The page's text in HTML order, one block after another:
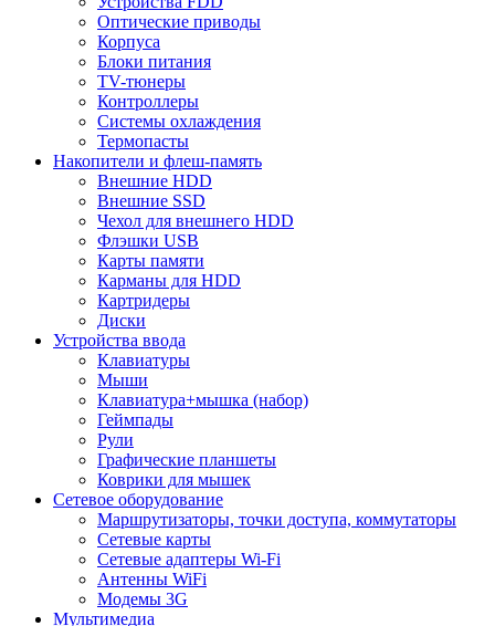
Оптические приводы
Корпуса
Блоки питания
TV-тюнеры
Контроллеры
Системы охлаждения
Термопасты
Накопители и флеш-память
Внешние HDD
Внешние SSD
Чехол для внешнего HDD
Флэшки USB
Карты памяти
Карманы для HDD
Картридеры
Диски
Устройства ввода
Клавиатуры
Мыши
Клавиатура+мышка (набор)
Геймпады
Рули
Графические планшеты
Коврики для мышек
Сетевое оборудование
Маршрутизаторы, точки доступа, коммутаторы
Сетевые карты
Сетевые адаптеры Wi-Fi
Антенны WiFi
Модемы 3G
Мультимедиа